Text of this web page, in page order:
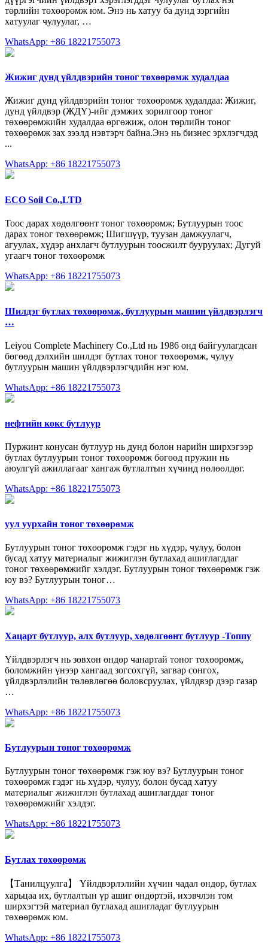
төрлийн төхөөрөмж юм. Энэ нь хатуу ба дунд зэргийн
хатуулаг чулуулаг, …
WhatsApp: +86 18221755073
Жижиг дунд үйлдвэрийн тоног төхөөрөмж худалдаа
Жижиг дунд үйлдвэрийн тоног төхөөрөмж худалдаа: Жижиг,
дунд үйлдвэр (ЖДҮ)-ийг дэмжих зорилгоор тоног
төхөөрөмжийн худалдаа өргөжиж, олон төрлийн тоног
төхөөрөмж зах зээлд нэвтэрч байна.Энэ нь бизнес эрхлэгчдэд
...
WhatsApp: +86 18221755073
ECO Soil Co.,LTD
Тоос дарах хөдөлгөөнт тоног төхөөрөмж; Бутлуурын тоос
дарах тоног төхөөрөмж; Шигшүүр, туузан дамжуулагч,
агуулах, хүдэр анхлагч бутлуурын тоосжилт бууруулах; Дугуй
угаагч тоног төхөөрөмж
WhatsApp: +86 18221755073
Шилдэг бутлах төхөөрөмж, бутлуурын машин үйлдвэрлэгч
…
Leiyou Complete Machinery Co.,Ltd нь 1986 онд байгуулагдсан
бөгөөд дэлхийн шилдэг бутлах тоног төхөөрөмж, чулуу
бутлуурын машин үйлдвэрлэгчдийн нэг юм.
WhatsApp: +86 18221755073
нефтийн кокс бутлуур
Пуржинт конусан бутлуур нь дунд болон нарийн ширхэгээр
бутлах бутлуурын тоног төхөөрөмж бөгөөд пружин нь
аюулгүй ажиллагааг хангаж бутлалтын хүчинд нөлөөлдөг.
WhatsApp: +86 18221755073
уул уурхайн тоног төхөөрөмж
Бутлуурын тоног төхөөрөмж гэдэг нь хүдэр, чулуу, болон
бусад хатуу материалыг жижиглэн бутлахад ашиглагддаг
тоног төхөөрөмжийг хэлдэг. Бутлуурын тоног төхөөрөмж гэж
юу вэ? Бутлуурын тоног…
WhatsApp: +86 18221755073
Хацарт бутлуур, алх бутлуур, хөдөлгөөнт бутлуур -Топпу
Үйлдвэрлэгч нь зөвхөн өндөр чанартай тоног төхөөрөмж,
боломжийн үнээр хангаад зогсохгүй, загвар сонгох,
үйлдвэрлэлийн төлөвлөгөө боловсруулах, үйлдвэр дээр газар
…
WhatsApp: +86 18221755073
Бутлуурын тоног төхөөрөмж
Бутлуурын тоног төхөөрөмж гэж юу вэ? Бутлуурын тоног
төхөөрөмж гэдэг нь хүдэр, чулуу, болон бусад хатуу
материалыг жижиглэн бутлахад ашиглагддаг тоног
төхөөрөмжийг хэлдэг.
WhatsApp: +86 18221755073
Бутлах төхөөрөмж
【Танилцуулга】 Үйлдвэрлэлийн хүчин чадал өндөр, бутлах
харьцаа их, бутлалтын үр ашиг өндөртэй, ихэвчлэн том
ширхэгтэй материал бутлахад ашигладаг бутлуурын
төхөөрөмж юм.
WhatsApp: +86 18221755073